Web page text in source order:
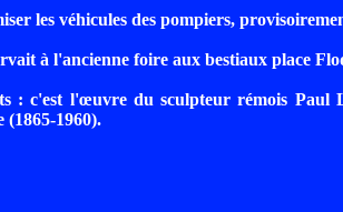
les véhicules des pompiers,
à l'ancienne foire aux bestiaux place
: c'est l'œuvre du sculpteur rémois Paul
1960).